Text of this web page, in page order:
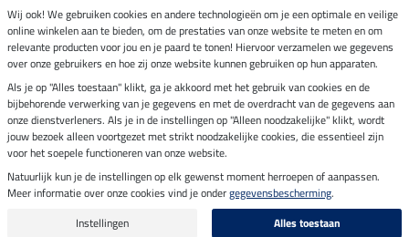
Verzending per
Veilig betalen met
Impressum
Laatste update op 08.08.2026 om 06:59 uur
Alle prijzen in euro's, incl. BTW, excl. verzendkosten.
Wij ook! We gebruiken cookies en andere technologieën om je een optimale en veilige
online winkelen aan te bieden, om de prestaties van onze website te meten en om
relevante producten voor jou en je paard te tonen! Hiervoor verzamelen we gegevens
over onze gebruikers en hoe zij onze website kunnen gebruiken op hun apparaten.
Als je op "Alles toestaan" klikt, ga je akkoord met het gebruik van cookies en de
bijbehorende verwerking van je gegevens en met de overdracht van de gegevens aan
onze dienstverleners. Als je in de instellingen op "Alleen noodzakelijke" klikt, wordt
jouw bezoek alleen voortgezet met strikt noodzakelijke cookies, die essentieel zijn
voor het soepele functioneren van onze website.
Natuurlijk kun je de instellingen op elk gewenst moment herroepen of aanpassen.
Meer informatie over onze cookies vind je ondergegevensbescherming.
Instellingen
Alles toestaan